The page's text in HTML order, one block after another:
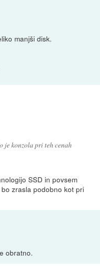
manjši disk.
je konzola pri teh cenah
SSD in povsem
zrasla podobno kot pri
obratno.